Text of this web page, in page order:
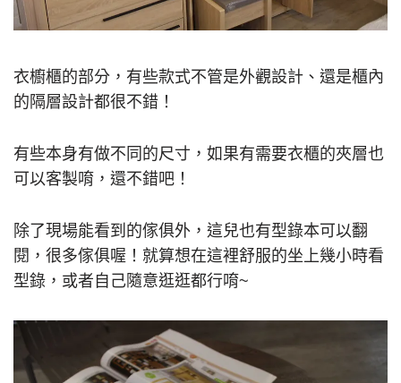
衣櫥櫃的部分，有些款式不管是外觀設計、還是櫃內
的隔層設計都很不錯！
有些本身有做不同的尺寸，如果有需要衣櫃的夾層也
可以客製唷，還不錯吧！
除了現場能看到的傢俱外，這兒也有型錄本可以翻
閱，很多傢俱喔！就算想在這裡舒服的坐上幾小時看
型錄，或者自己隨意逛逛都行唷~